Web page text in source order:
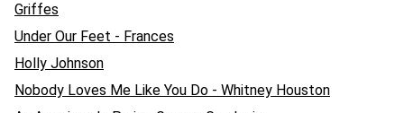
Griffes
Under Our Feet - Frances
Holly Johnson
Nobody Loves Me Like You Do - Whitney Houston